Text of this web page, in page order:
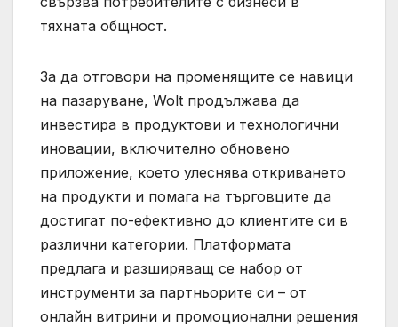
тяхната общност.
За да отговори на променящите се навици
на пазаруване, Wolt продължава да
инвестира в продуктови и технологични
иновации, включително обновено
приложение, което улеснява откриването
на продукти и помага на търговците да
достигат по-ефективно до клиентите си в
различни категории. Платформата
предлага и разширяващ се набор от
инструменти за партньорите си – от
онлайн витрини и промоционални решения